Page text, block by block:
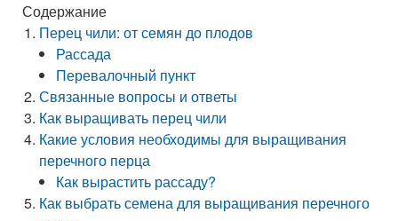
Содержание
Перец чили: от семян до плодов
Рассада
Перевалочный пункт
Связанные вопросы и ответы
Как выращивать перец чили
Какие условия необходимы для выращивания
перечного перца
Как вырастить рассаду?
Как выбрать семена для выращивания перечного